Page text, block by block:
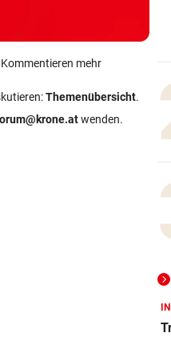
mehr
Themenübersicht.
wenden.